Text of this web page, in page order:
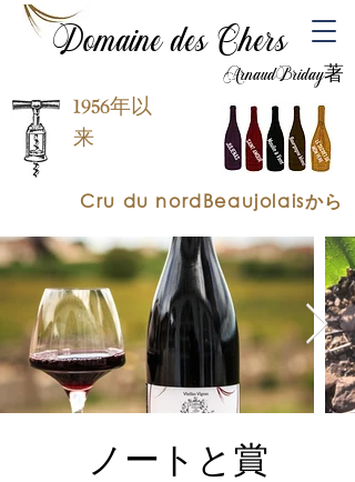
Domaine des Chers
ArnaudBriday著
1956年以
来
Cru du nordBeaujolaisから
ノートと賞